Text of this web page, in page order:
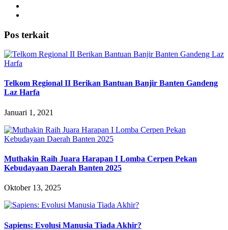
Pos terkait
Telkom Regional II Berikan Bantuan Banjir Banten Gandeng
Laz Harfa
Januari 1, 2021
Muthakin Raih Juara Harapan I Lomba Cerpen Pekan
Kebudayaan Daerah Banten 2025
Oktober 13, 2025
Sapiens: Evolusi Manusia Tiada Akhir?